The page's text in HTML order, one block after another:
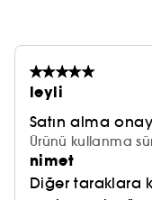
leyli
Satın alma
Ürünü kullanma
nimet
Diğer taraklara